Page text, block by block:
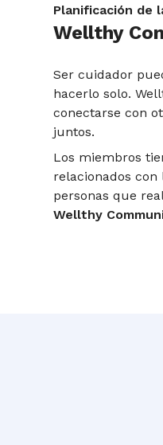
Planificación de
Wellthy
Ser cuidador
hacerlo solo.
conectarse con
juntos.
Los miembros
relacionados
personas que
Wellthy